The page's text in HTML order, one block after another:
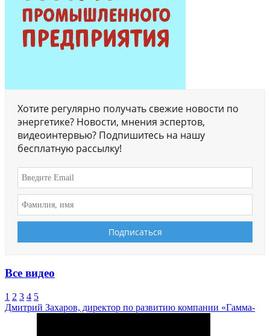
Хотите регулярно получать свежие новости по
энергетике? Новости, мнения эспертов,
видеоинтервью? Подпишитесь на нашу
бесплатную рассылку!
Все видео
1 2 3 4 5
Дмитрий Захаров, директор по развитию компании «Гамма-